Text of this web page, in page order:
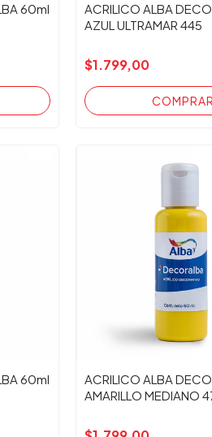
60ml
ACRILICO ALBA
AZUL ULTRAMAR 445
$1.799,00
60ml
ACRILICO ALBA
AMARILLO MEDIANO